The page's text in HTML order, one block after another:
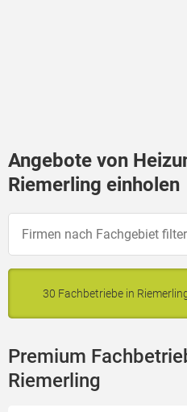
Angebote von
Riemerling einholen
30 Fachbetriebe in
Premium
Riemerling